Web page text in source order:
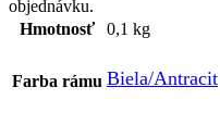
objednávku.
Hmotnosť
0,1 kg
Farba rámu Biela/Antracit